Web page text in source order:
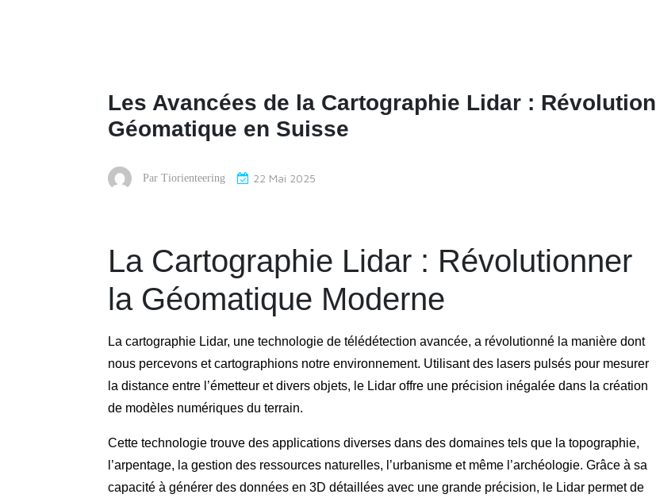
Les Avancées de la Cartographie Lidar : Révolution
Géomatique en Suisse
Par Tiorienteering 22 Mai 2025
La Cartographie Lidar : Révolutionner
la Géomatique Moderne
La cartographie Lidar, une technologie de télédétection avancée, a révolutionné la manière dont
nous percevons et cartographions notre environnement. Utilisant des lasers pulsés pour mesurer
la distance entre l’émetteur et divers objets, le Lidar offre une précision inégalée dans la création
de modèles numériques du terrain.
Cette technologie trouve des applications diverses dans des domaines tels que la topographie,
l’arpentage, la gestion des ressources naturelles, l’urbanisme et même l’archéologie. Grâce à sa
capacité à générer des données en 3D détaillées avec une grande précision, le Lidar permet de